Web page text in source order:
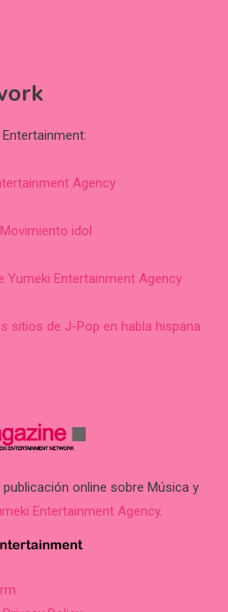
Agency
idol
Yumeki Entertainment Agency
sitios de J-Pop en habla hispana
online sobre Música y
Entertainment Agency.